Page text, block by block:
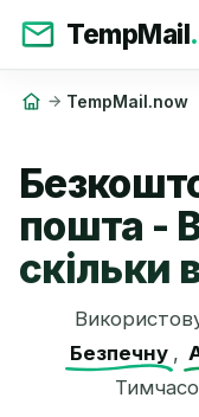
TempMail
TempMail.now
пошта -
скільки
Безпечну ,